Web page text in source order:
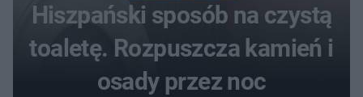
Hiszpański sposób na czystą
toaletę. Rozpuszcza kamień i
osady przez noc